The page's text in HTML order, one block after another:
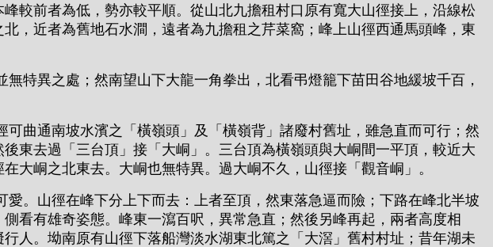
較前者為低，勢亦較平順。從山北九擔租村口原有寬大山徑接上，沿線松
，近者為舊地石水澗，遠者為九擔租之芹菜窩；峰上山徑西通馬頭峰，東
特異之處；然南望山下大龍一角拳出，北看弔燈籠下苗田谷地緩坡千百，
曲通南坡水濱之「橫嶺頭」及「橫嶺背」諸廢村舊址，雖急直而可行；然
東去過「三台頂」接「大峒」。三台頂為橫嶺頭與大峒間一平頂，較近大
大峒之北東去。大峒也無特異。過大峒不久，山徑接「觀音峒」。
。山徑在峰下分上下而去：上者至頂，然東落急逼而險；下路在峰北半坡
看有雄奇姿態。峰東一瀉百呎，異常急直；然後另峰再起，兩者高度相
人。坳南原有山徑下落船灣淡水湖東北篤之「大滘」舊村村址；昔年湖未